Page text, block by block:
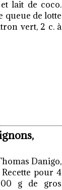
lait de coco.
queue de lotte
vert, 2 c. à
Danigo,
pour 4
g de gros